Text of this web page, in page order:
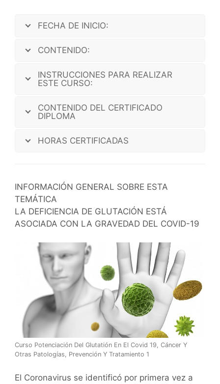
FECHA DE INICIO:
CONTENIDO:
INSTRUCCIONES PARA REALIZAR
ESTE CURSO:
CONTENIDO DEL CERTIFICADO
DIPLOMA
HORAS CERTIFICADAS
INFORMACIÓN GENERAL SOBRE ESTA
TEMÁTICA
LA DEFICIENCIA DE GLUTACIÓN ESTÁ
ASOCIADA CON LA GRAVEDAD DEL COVID-19
Curso Potenciación Del Glutatión En El Covid 19, Cáncer Y
Otras Patologías, Prevención Y Tratamiento 1
El Coronavirus se identificó por primera vez a